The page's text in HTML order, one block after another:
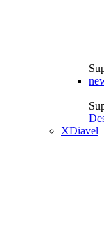
XDiavel